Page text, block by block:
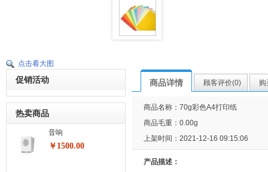
点击看大图
促销活动
热卖商品
音响
￥1500.00
商品详情 顾客评价(0) 购
商品名称：70g彩色A4打印纸
商品毛重： 0.00g
上架时间：2021-12-16 09:15:06
产品描述：